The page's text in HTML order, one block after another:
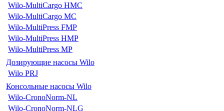
Wilo-MultiCargo HMC
Wilo-MultiCargo MC
Wilo-MultiPress FMP
Wilo-MultiPress HMP
Wilo-MultiPress MP
Дозирующие насосы Wilo
Wilo PRJ
Консольные насосы Wilo
Wilo-CronoNorm-NL
Wilo-CronoNorm-NLG